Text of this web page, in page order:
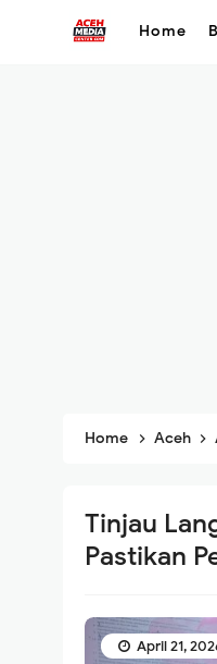
Home
Home Aceh
Tinjau
Pastikan
April 21,